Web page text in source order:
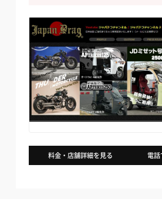
料金・店舗詳細を見る 電話